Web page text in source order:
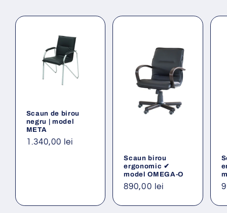
Scaun de birou
negru | model
META
Preț
1.340,00 lei
Scaun birou
ergonomic ✔
model OMEGA-O
Preț
890,00 lei